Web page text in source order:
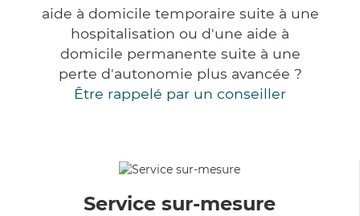
aide à domicile temporaire suite à une
hospitalisation ou d'une aide à
domicile permanente suite à une
perte d'autonomie plus avancée ?
Être rappelé par un conseiller
Service sur-mesure